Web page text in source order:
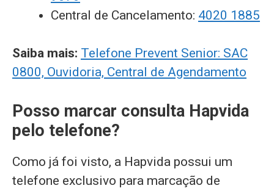
Central de Cancelamento: 4020 1885
Saiba mais: Telefone Prevent Senior: SAC
0800, Ouvidoria, Central de Agendamento
Posso marcar consulta Hapvida
pelo telefone?
Como já foi visto, a Hapvida possui um
telefone exclusivo para marcação de